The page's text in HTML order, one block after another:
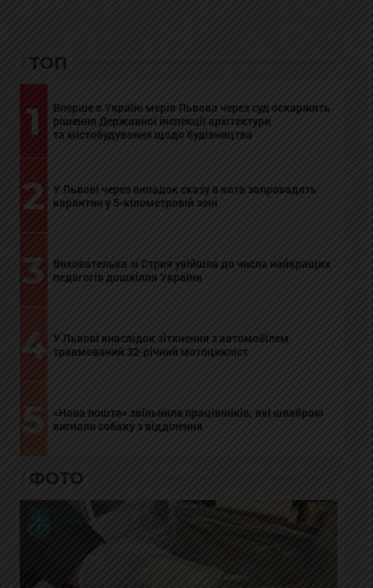
ТОП
1
Вперше в Україні мерія Львова через суд оскаржить
рішення Державної інспекції архітектури
та містобудування щодо будівництва
2
У Львові через випадок сказу в кота запровадять
карантин у 5-кілометровій зоні
3
Вихователька зі Стрия увійшла до числа найкращих
педагогів дошкілля України
4 У Львові внаслідок зіткнення з автомобілем
травмований 32-річний мотоцикліст
5
«Нова пошта» звільнила працівників, які шваброю
вигнали собаку з відділення
ФОТО